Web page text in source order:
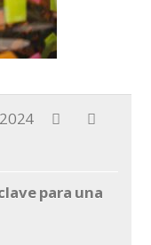
para una